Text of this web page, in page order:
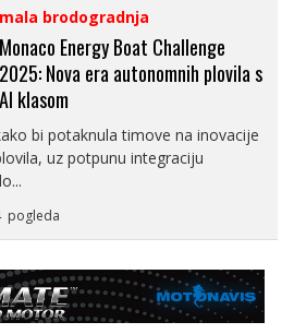
mala brodogradnja
Monaco Energy Boat Challenge
2025: Nova era autonomnih plovila s
AI klasom
bi potaknula timove na inovacije
uz potpunu integraciju
pogleda